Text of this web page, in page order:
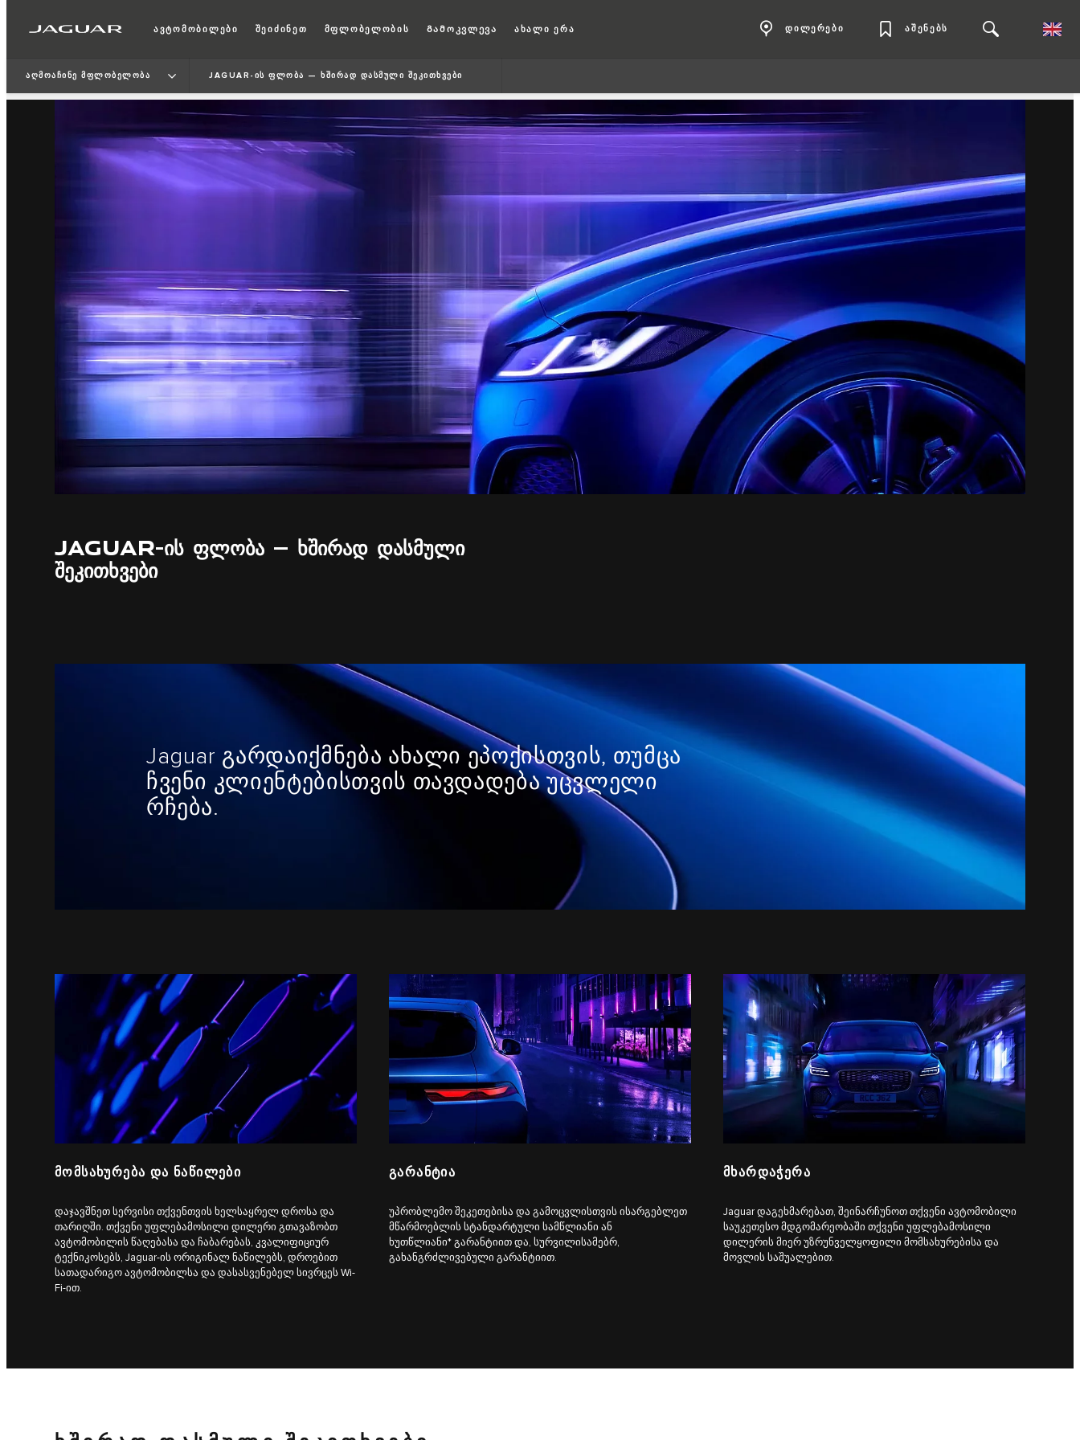
ავტომობილები შეიძინეთ მფლობელობის Გამოკვლევა ახალი ერა დილერები აშენებს
ᲐᲦᲛᲝᲐᲩᲘᲜᲔ ᲛᲤᲚᲝᲑᲔᲚᲝᲑᲐ JAGUAR-ᲘᲡ ᲤᲚᲝᲑᲐ — ᲮᲨᲘᲠᲐᲓ ᲓᲐᲡᲛᲣᲚᲘ ᲨᲔᲙᲘᲗᲮᲕᲔᲑᲘ
JAGUAR-ᲘᲡ ᲤᲚᲝᲑᲐ — ᲮᲨᲘᲠᲐᲓ ᲓᲐᲡᲛᲣᲚᲘ
ᲨᲔᲙᲘᲗᲮᲕᲔᲑᲘ
Jaguar გარდაიქმნება ახალი ეპოქისთვის, თუმცა
ჩვენი კლიენტებისთვის თავდადება უცვლელი
რჩება.
ᲛᲝᲛᲡᲐᲮᲣᲠᲔᲑᲐ ᲓᲐ ᲜᲐᲬᲘᲚᲔᲑᲘ
დაჯავშნეთ სერვისი თქვენთვის ხელსაყრელ დროსა და
თარიღში. თქვენი უფლებამოსილი დილერი გთავაზობთ
ავტომობილის წაღებასა და ჩაბარებას, კვალიფიციურ
ტექნიკოსებს, Jaguar-ის ორიგინალ ნაწილებს, დროებით
სათადარიგო ავტომობილსა და დასასვენებელ სივრცეს Wi-
Fi-ით.
ᲒᲐᲠᲐᲜᲢᲘᲐ
უპრობლემო შეკეთებისა და გამოცვლისთვის ისარგებლეთ
მწარმოებლის სტანდარტული სამწლიანი ან
ხუთწლიანი* გარანტიით და, სურვილისამებრ,
გახანგრძლივებული გარანტიით.
ᲛᲮᲐᲠᲓᲐᲭᲔᲠᲐ
Jaguar დაგეხმარებათ, შეინარჩუნოთ თქვენი ავტომობილი
საუკეთესო მდგომარეობაში თქვენი უფლებამოსილი
დილერის მიერ უზრუნველყოფილი მომსახურებისა და
მოვლის საშუალებით.